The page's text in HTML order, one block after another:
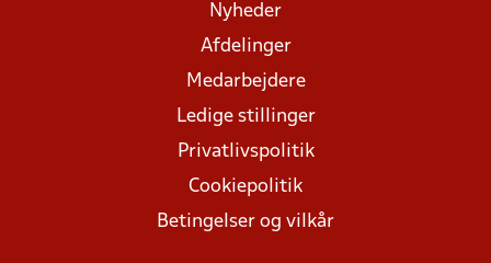
Nyheder
Afdelinger
Medarbejdere
Ledige stillinger
Privatlivspolitik
Cookiepolitik
Betingelser og vilkår